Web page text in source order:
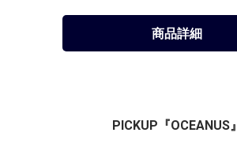
商品詳細
PICKUP『OCEANUS』